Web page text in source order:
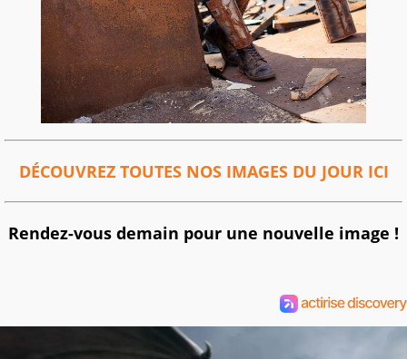
DÉCOUVREZ TOUTES NOS IMAGES DU JOUR ICI
Rendez-vous demain pour une nouvelle image !